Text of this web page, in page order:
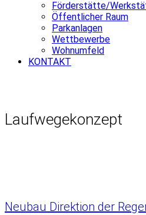
Förderstätte/
Öffentlicher Raum
Parkanlagen
Wettbewerbe
Wohnumfeld
KONTAKT
Laufwegekonzept
Neubau Direktion der